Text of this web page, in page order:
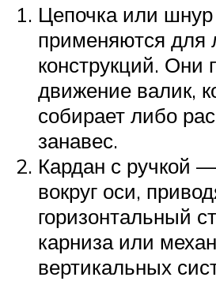
Цепочка или
применяются для
конструкций. Они
движение валик,
собирает либо
занавес.
Кардан с ручкой
вокруг оси,
горизонтальный
карниза или
вертикальных